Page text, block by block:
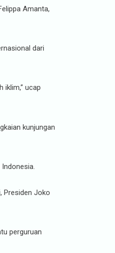
Amanta,
dari
iklim,” ucap
kunjungan
Presiden Joko
perguruan